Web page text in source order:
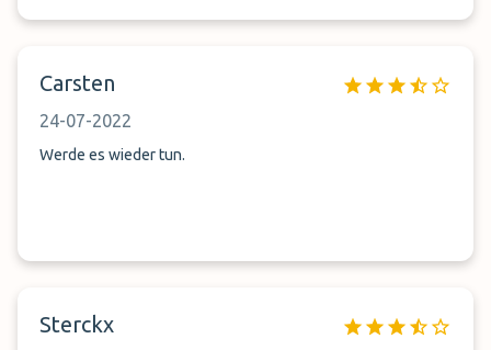
Carsten
24-07-2022
Werde es wieder tun.
Sterckx